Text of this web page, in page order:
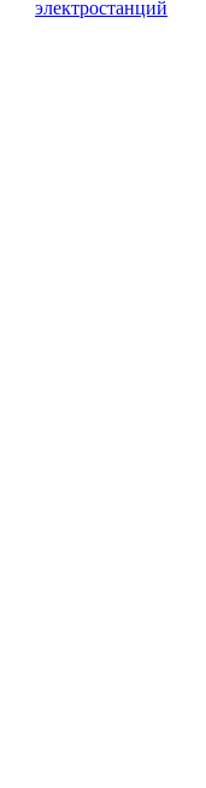
электростанций